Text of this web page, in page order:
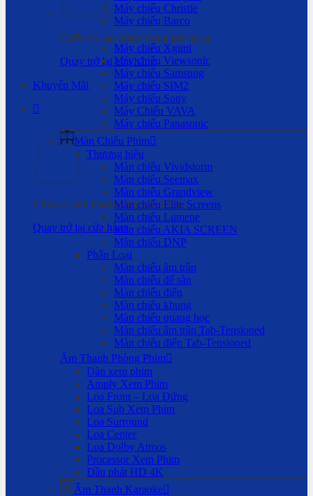
Chưa có sản phẩm trong giỏ hàng.
Quay trở lại cửa hàng
Khuyến Mãi
Chưa có sản phẩm trong giỏ hàng.
Quay trở lại cửa hàng
Máy chiếu Christie
Máy chiếu Barco
Máy chiếu Xgimi
Máy chiếu Viewsonic
Máy chiếu Samsung
Máy chiếu SIM2
Máy chiếu Sony
Máy Chiếu VAVA
Máy chiếu Panasonic
Màn Chiếu Phim
Thương hiệu
Màn chiếu Vividstorm
Màn chiếu Seemax
Màn chiếu Grandview
Màn chiếu Elite Screens
Màn chiếu Lumene
Màn chiếu AKIA SCREEN
Màn chiếu DNP
Phân Loại
Màn chiếu âm trần
Màn chiếu để sàn
Màn chiếu điện
Màn chiếu khung
Màn chiếu quang học
Màn chiếu âm trần Tab-Tensioned
Màn chiếu điện Tab-Tensioned
Âm Thanh Phòng Phim
Dàn xem phim
Amply Xem Phim
Loa Front – Loa Đứng
Loa Sub Xem Phim
Loa Surround
Loa Center
Loa Dolby Atmos
Processor Xem Phim
Đầu phát HD 4K
Âm Thanh Karaoke